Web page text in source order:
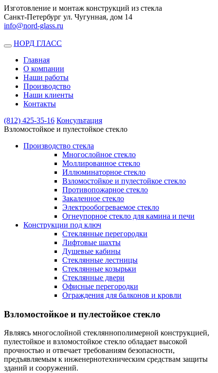
Изготовление и монтаж конструкций из стекла
Санкт-Петербург ул. Чугунная, дом 14
info@nord-glass.ru
Toggle
navigation
НОРД ГЛАСС
Главная
О компании
Наши работы
Производство
Наши клиенты
Контакты
(812) 425-35-16 Консультация
Взломостойкое и пулестойкое стекло
Производство стекла
Многослойное стекло
Моллированное стекло
Иллюминаторное стекло
Взломостойкое и пулестойкое стекло
Противопожарное стекло
Закаленное стекло
Электрообогреваемое стекло
Огнеупорное стекло для камина и печи
Конструкции под ключ
Стеклянные перегородки
Лифтовые шахты
Душевые кабины
Cтеклянные лестницы
Cтеклянные козырьки
Cтеклянные двери
Офисные перегородки
Ограждения для балконов и кровли
Взломостойкое и пулестойкое стекло
Являясь многослойной стекляннополимерной конструкцией,
пулестойкое и взломостойкое стекло обладает высокой
прочностью и отвечает требованиям безопасности,
предъявляемым к инженернотехническим средствам защиты
зданий и сооружений.